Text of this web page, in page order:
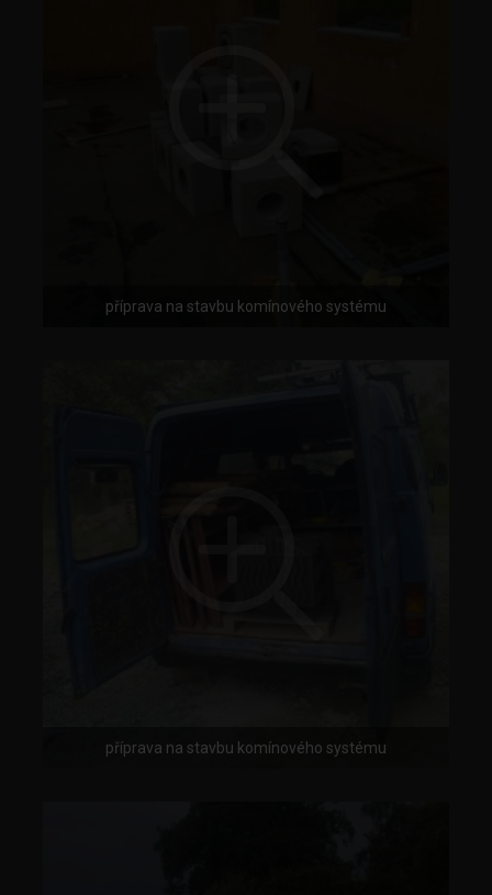
příprava na stavbu komínového systému
příprava na stavbu komínového systému